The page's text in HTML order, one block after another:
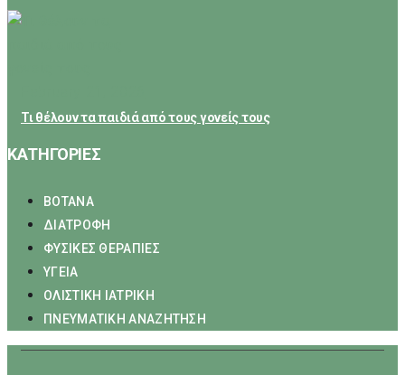
Τι θέλουν τα παιδιά από τους γονείς τους
ΚΑΤΗΓΟΡΙΕΣ
ΒΟΤΑΝΑ
ΔΙΑΤΡΟΦΗ
ΦΥΣΙΚΕΣ ΘΕΡΑΠΙΕΣ
ΥΓΕΙΑ
ΟΛΙΣΤΙΚΗ ΙΑΤΡΙΚΗ
ΠΝΕΥΜΑΤΙΚΗ ΑΝΑΖΗΤΗΣΗ